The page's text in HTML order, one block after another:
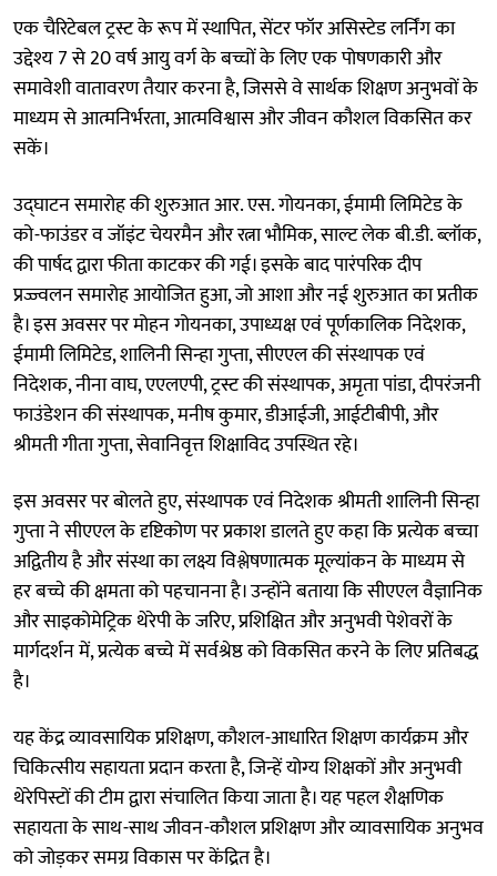
एक चैरिटेबल ट्रस्ट के रूप में स्थापित, सेंटर फॉर असिस्टेड लर्निंग का
उद्देश्य 7 से 20 वर्ष आयु वर्ग के बच्चों के लिए एक पोषणकारी और
समावेशी वातावरण तैयार करना है, जिससे वे सार्थक शिक्षण अनुभवों के
माध्यम से आत्मनिर्भरता, आत्मविश्वास और जीवन कौशल विकसित कर
सकें।
उद्घाटन समारोह की शुरुआत आर. एस. गोयनका, ईमामी लिमिटेड के
को-फाउंडर व जॉइंट चेयरमैन और रत्ना भौमिक, साल्ट लेक बी.डी. ब्लॉक,
की पार्षद द्वारा फीता काटकर की गई। इसके बाद पारंपरिक दीप
प्रज्ज्वलन समारोह आयोजित हुआ, जो आशा और नई शुरुआत का प्रतीक
है। इस अवसर पर मोहन गोयनका, उपाध्यक्ष एवं पूर्णकालिक निदेशक,
ईमामी लिमिटेड, शालिनी सिन्हा गुप्ता, सीएएल की संस्थापक एवं
निदेशक, नीना वाघ, एएलएपी, ट्रस्ट की संस्थापक, अमृता पांडा, दीपरंजनी
फाउंडेशन की संस्थापक, मनीष कुमार, डीआईजी, आईटीबीपी, और
श्रीमती गीता गुप्ता, सेवानिवृत्त शिक्षाविद उपस्थित रहे।
इस अवसर पर बोलते हुए, संस्थापक एवं निदेशक श्रीमती शालिनी सिन्हा
गुप्ता ने सीएएल के दृष्टिकोण पर प्रकाश डालते हुए कहा कि प्रत्येक बच्चा
अद्वितीय है और संस्था का लक्ष्य विश्लेषणात्मक मूल्यांकन के माध्यम से
हर बच्चे की क्षमता को पहचानना है। उन्होंने बताया कि सीएएल वैज्ञानिक
और साइकोमेट्रिक थेरेपी के जरिए, प्रशिक्षित और अनुभवी पेशेवरों के
मार्गदर्शन में, प्रत्येक बच्चे में सर्वश्रेष्ठ को विकसित करने के लिए प्रतिबद्ध
है।
यह केंद्र व्यावसायिक प्रशिक्षण, कौशल-आधारित शिक्षण कार्यक्रम और
चिकित्सीय सहायता प्रदान करता है, जिन्हें योग्य शिक्षकों और अनुभवी
थेरेपिस्टों की टीम द्वारा संचालित किया जाता है। यह पहल शैक्षणिक
सहायता के साथ-साथ जीवन-कौशल प्रशिक्षण और व्यावसायिक अनुभव
को जोड़कर समग्र विकास पर केंद्रित है।